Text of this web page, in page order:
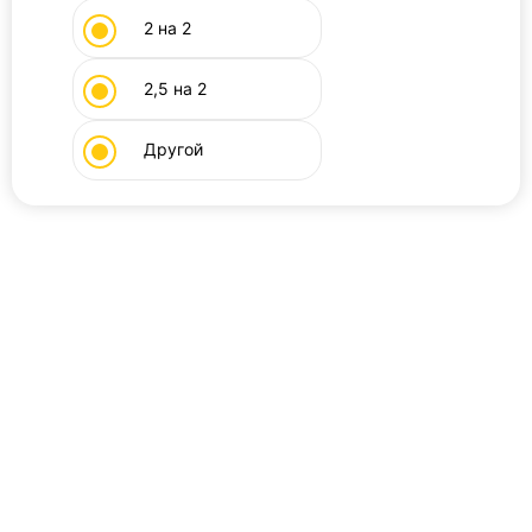
2 на 2
2,5 на 2
Другой